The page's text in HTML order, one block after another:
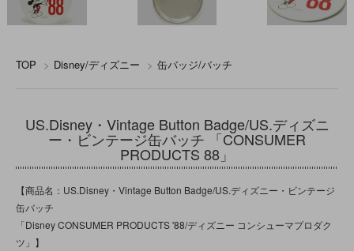
TOP > Disney/ディズニー > 缶バッジ/バッチ
US.Disney・Vintage Button Badge/US.ディズニ
ー・ビンテージ缶バッチ 「CONSUMER
PRODUCTS 88」
【商品名：US.Disney・Vintage Button Badge/US.ディズニー・ビンテージ
缶バッチ
「Disney CONSUMER PRODUCTS '88/ディズニー コンシューマプロダク
ツ」】